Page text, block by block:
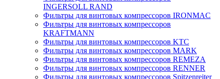
INGERSOLL RAND
Фильтры для винтовых компрессоров IRONMAC
Фильтры для винтовых компрессоров
KRAFTMANN
Фильтры для винтовых компрессоров KTC
Фильтры для винтовых компрессоров MARK
Фильтры для винтовых компрессоров REMEZA
Фильтры для винтовых компрессоров RENNER
Фильтры для винтовых компрессоров Spitzenreiter